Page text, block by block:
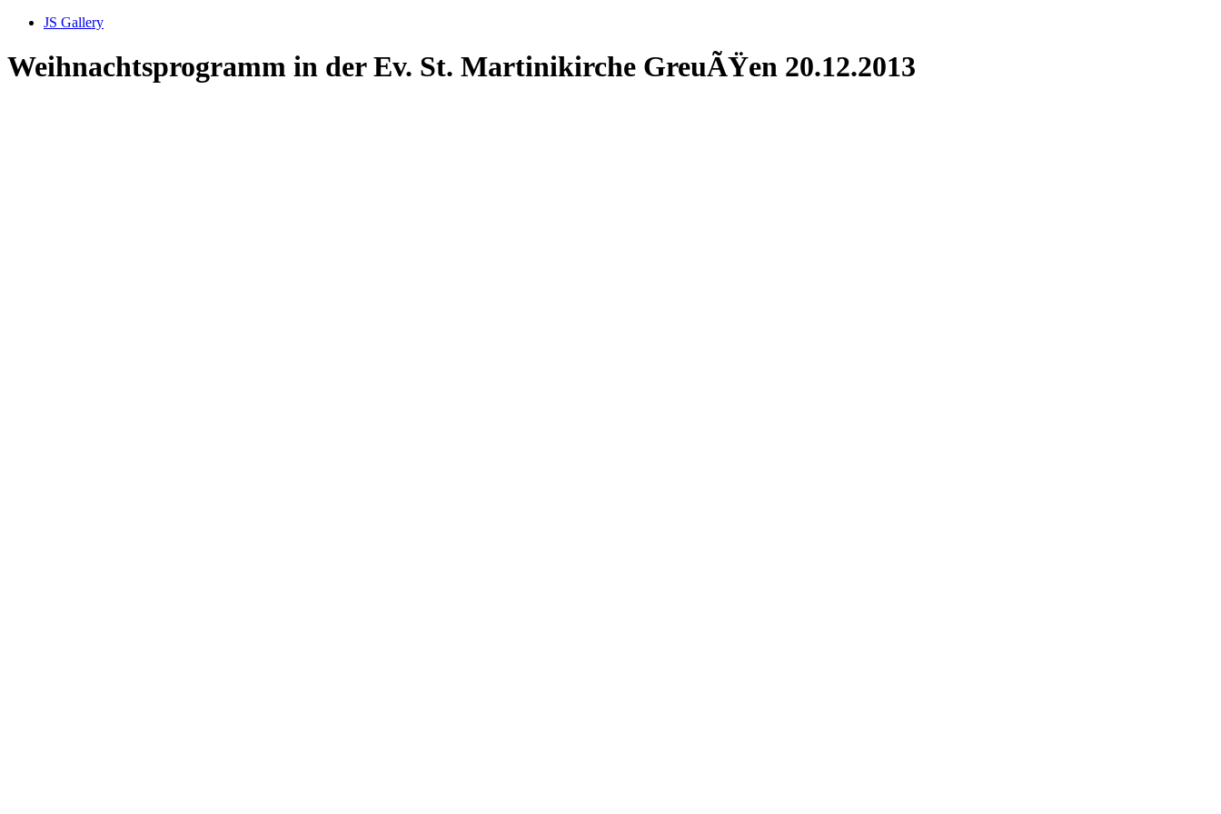
JS Gallery
Weihnachtsprogramm in der Ev. St. Martinikirche GreuÃŸen 20.12.2013